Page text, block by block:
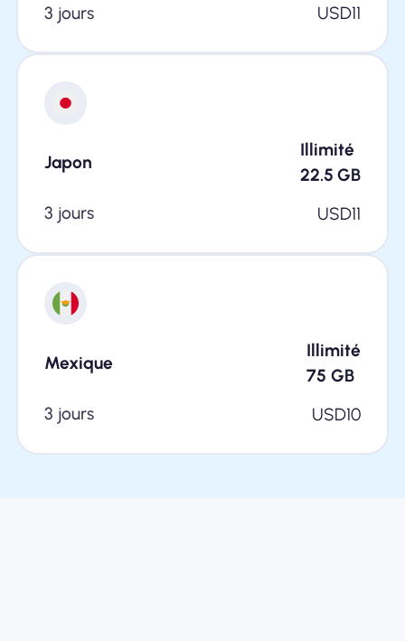
3 jours
USD11
Japon
Illimité
22.5 GB
3 jours
USD11
Mexique
Illimité
75 GB
3 jours
USD10